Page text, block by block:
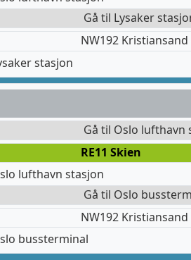
Gå til Lysaker
NW192 Kristiansand
stasjon
Gå til Oslo lufthavn
RE11 Skien
lufthavn stasjon
Gå til Oslo
NW192 Kristiansand
bussterminal